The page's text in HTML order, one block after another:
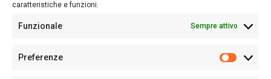
caratteristiche e funzioni.
Funzionale Sempre attivo
Preferenze
Sede:Via Cristoforo Colombo 09013 Carbonia